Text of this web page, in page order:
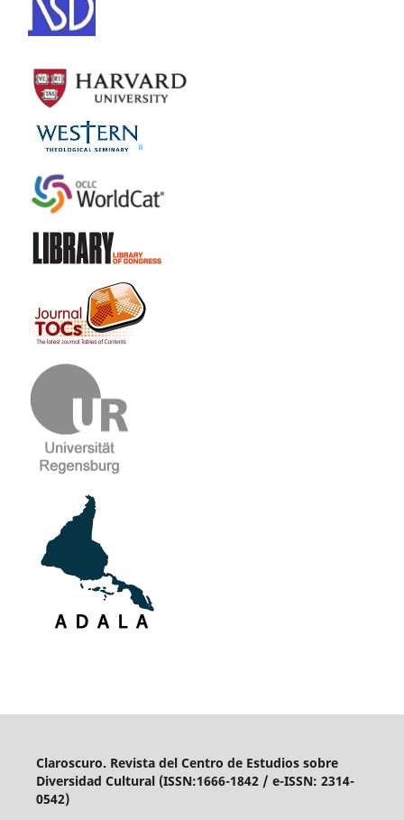
Claroscuro. Revista del Centro de Estudios sobre
Diversidad Cultural (ISSN:1666-1842 / e-ISSN: 2314-
0542)